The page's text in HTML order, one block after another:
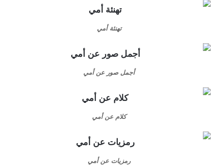
تهنئة أمي
أجمل صور عن أمي
كلام عن أمي
رمزيات عن أمي